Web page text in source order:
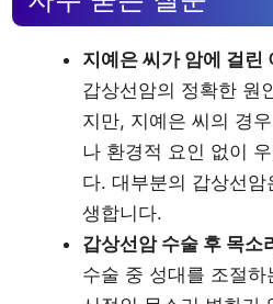
지예은 씨가 암에 걸린
갑상선암의 정확한 원
지만, 지예은 씨의 경
나 환경적 요인 없이
다. 대부분의 갑상선
생합니다.
갑상선암 수술 후 목소
수술 중 성대를 조절